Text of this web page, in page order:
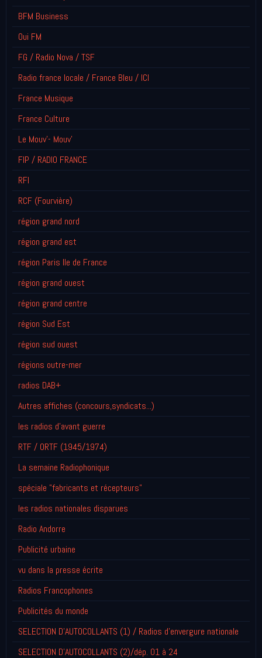
BFM Business
Oui FM
FG / Radio Nova / TSF
Radio france locale / France Bleu / ICI
France Musique
France Culture
Le Mouv'- Mouv'
FIP / RADIO FRANCE
RFI
RCF (Fourvière)
région grand nord
région grand est
région Paris Ile de France
région grand ouest
région grand centre
région Sud Est
région sud ouest
régions outre-mer
radios DAB+
Autres affiches (concours,syndicats...)
les radios d'avant guerre
RTF / ORTF (1945/1974)
La semaine Radiophonique
spéciale "fabricants et récepteurs"
les radios nationales disparues
Radio Andorre
Publicité urbaine
vu dans la presse écrite
Radios Francophones
Publicités du monde
SELECTION D'AUTOCOLLANTS (1) / Radios d'envergure nationale
SELECTION D'AUTOCOLLANTS (2)/dép. 01 à 24